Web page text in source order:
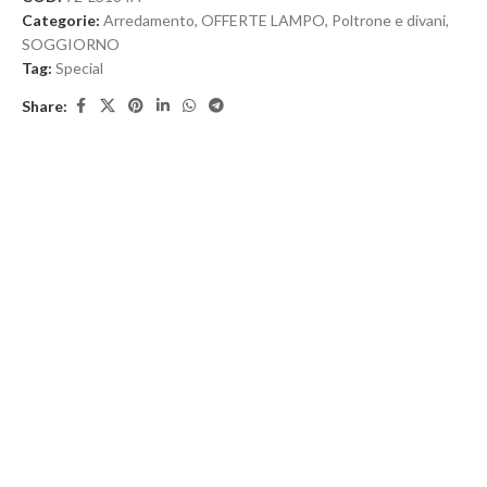
Categorie: Arredamento, OFFERTE LAMPO, Poltrone e divani,
SOGGIORNO
Tag: Special
Share: